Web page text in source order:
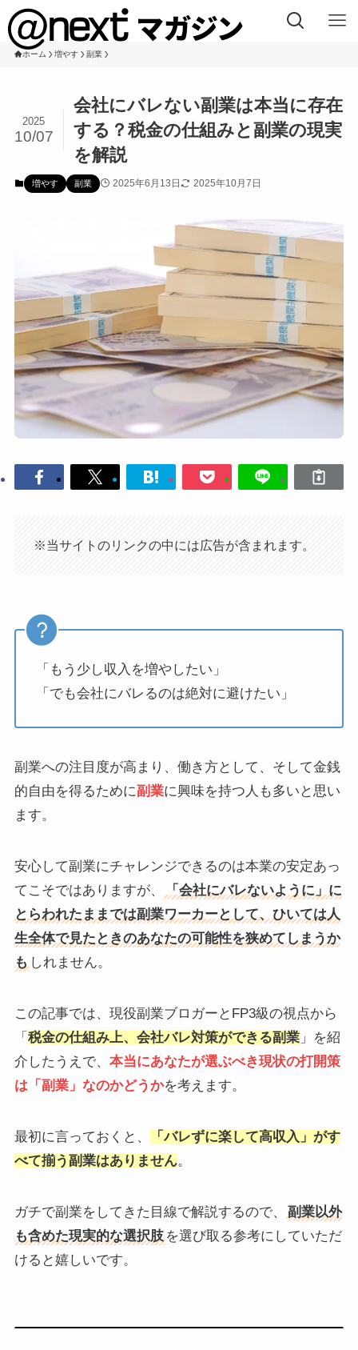
ホーム 増やす 副業
会社にバレない副業は本当に存在
する？税金の仕組みと副業の現実
を解説
2025
10/07
増やす 副業 2025年6月13日 2025年10月7日
※当サイトのリンクの中には広告が含まれます。
「もう少し収入を増やしたい」
「でも会社にバレるのは絶対に避けたい」
副業への注目度が高まり、働き方として、そして金銭
的自由を得るために副業に興味を持つ人も多いと思い
ます。
安心して副業にチャレンジできるのは本業の安定あっ
てこそではありますが、
「会社にバレないように」に
とらわれたままでは副業ワーカーとして、ひいては人
生全体で見たときのあなたの可能性を狭めてしまうか
も しれません。
この記事では、現役副業ブロガーとFP3級の視点から
「 税金の仕組み上、会社バレ対策ができる副業」を紹
介したうえで、 本当にあなたが選ぶべき現状の打開策
は「副業」なのかどうかを考えます。
最初に言っておくと、
「バレずに楽して高収入」がす
べて揃う副業はありません。
ガチで副業をしてきた目線で解説するので、
副業以外
も含めた現実的な選択肢 を選び取る参考にしていただ
けると嬉しいです。